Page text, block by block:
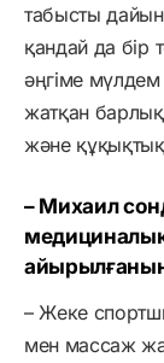
табысты
қандай да бір
әңгіме
жатқан
және
– Михаил
медициналық
– Жеке
мен массаж